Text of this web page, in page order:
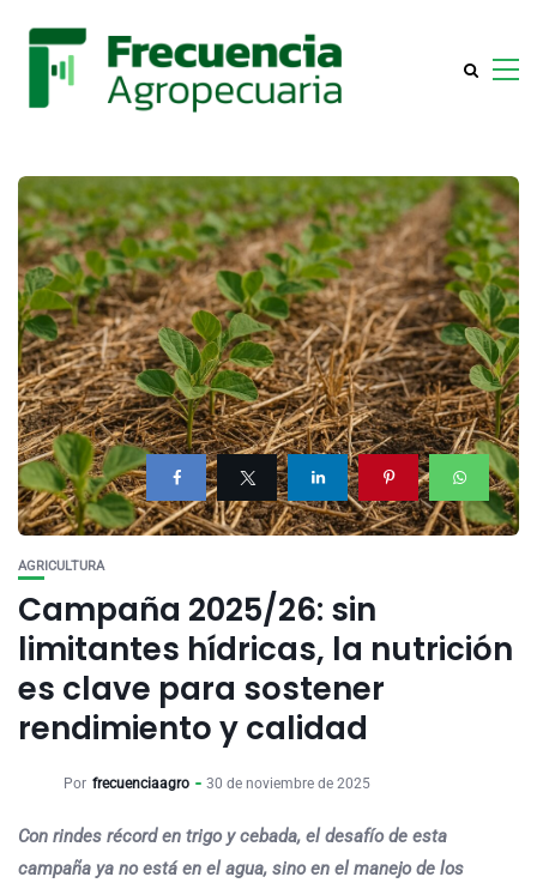
AGRICULTURA
Campaña 2025/26: sin
limitantes hídricas, la nutrición
es clave para sostener
rendimiento y calidad
Por frecuenciaagro 30 de noviembre de 2025
Con rindes récord en trigo y cebada, el desafío de esta
campaña ya no está en el agua, sino en el manejo de los